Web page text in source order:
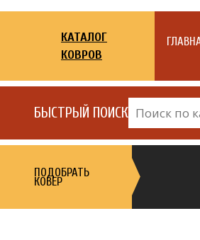
КАТАЛОГ
КОВРОВ
БЫСТРЫЙ ПОИСК
ПОДОБРАТЬ
КОВЕР